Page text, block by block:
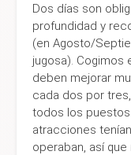
Dos días son
profundidad y
(en Agosto/
jugosa). Cogimos
deben mejorar
cada dos por
todos los
atracciones
operaban, así